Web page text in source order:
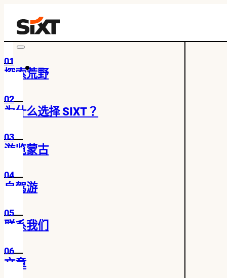
01
探索荒野
02
为什么选择 SIXT？
03
游览蒙古
04
自驾游
05
联系我们
06
文章